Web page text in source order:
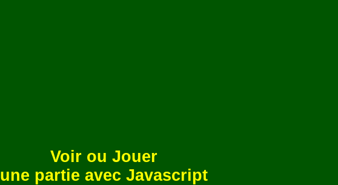
Voir ou Jouer
une partie avec Javascript